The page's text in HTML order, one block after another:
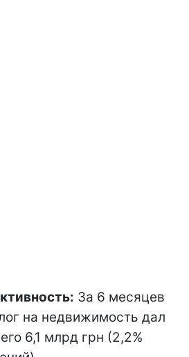
За 6 месяцев
на недвижимость дал
6,1 млрд грн (2,2%